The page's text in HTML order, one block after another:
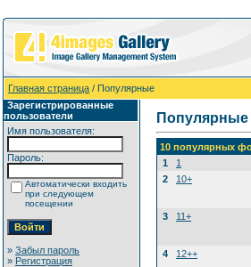
Главная страница / Популярные
Зарегистрированные
пользователи
Имя пользователя:
Пароль:
Автоматически входить
при следующем
посещении
» Забыл пароль
» Регистрация
Популярные
10 популярных
1
1
2
10+
3 11+
4 12++